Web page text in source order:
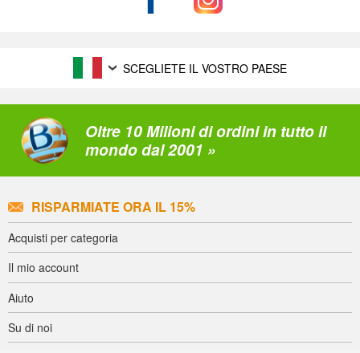
SCEGLIETE IL VOSTRO PAESE
Oltre 10 Milioni di ordini in tutto il
mondo dal 2001 »
RISPARMIATE ORA IL 15%
Acquisti per categoria
Il mio account
Aiuto
Su di noi